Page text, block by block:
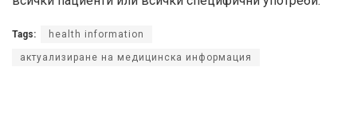
Tags: health information
актуализиране на медицинска информация